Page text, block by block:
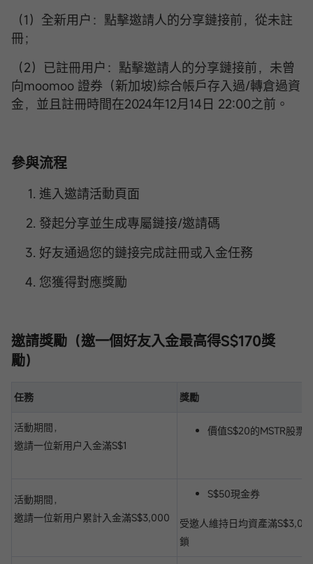
（1）全新用户：點擊邀請人的分享鏈接前，從未註
冊；
（2）已註冊用户：點擊邀請人的分享鏈接前，未曾
向moomoo 證券（新加坡)綜合帳戶存入過/轉倉過資
金，並且註冊時間在2024年12月14日 22:00之前。
參與流程
進入邀請活動頁面
發起分享並生成專屬鏈接/邀請碼
好友通過您的鏈接完成註冊或入金任務
您獲得對應獎勵
邀請獎勵（邀一個好友入金最高得S$170獎
勵）
任務 獎勵
活動期間，
邀請一位新用户入金滿S$1
價值S$20的MSTR股票
活動期間，
邀請一位新用户累計入金滿S$3,000
S$50現金券
受邀人維持日均資產滿
鎖